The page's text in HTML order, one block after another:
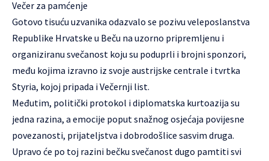
Večer za pamćenje
Gotovo tisuću uzvanika odazvalo se pozivu veleposlanstva
Republike Hrvatske u Beču na uzorno pripremljenu i
organiziranu svečanost koju su poduprli i brojni sponzori,
među kojima izravno iz svoje austrijske centrale i tvrtka
Styria, kojoj pripada i Večernji list.
Međutim, politički protokol i diplomatska kurtoazija su
jedna razina, a emocije poput snažnog osjećaja povijesne
povezanosti, prijateljstva i dobrodošlice sasvim druga.
Upravo će po toj razini bečku svečanost dugo pamtiti svi